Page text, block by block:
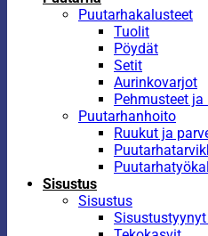
Puutarhakalusteet
Tuolit
Pöydät
Setit
Aurinkovarjot
Pehmusteet
Puutarhanhoito
Ruukut ja
Sisustus
Sisustus